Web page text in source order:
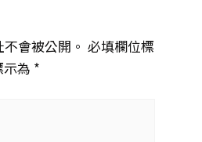
會被公開。 必填欄位標
為 *